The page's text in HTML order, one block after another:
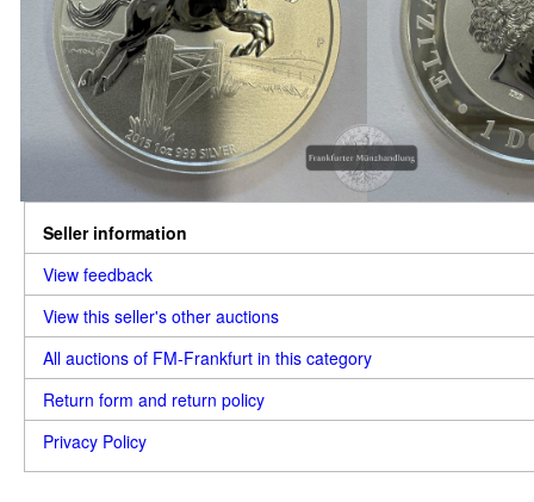
Seller information
View feedback
View this seller's other auctions
All auctions of FM-Frankfurt in this category
Return form and return policy
Privacy Policy